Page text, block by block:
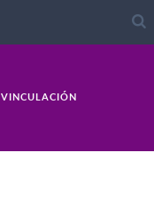
VINCULACIÓN